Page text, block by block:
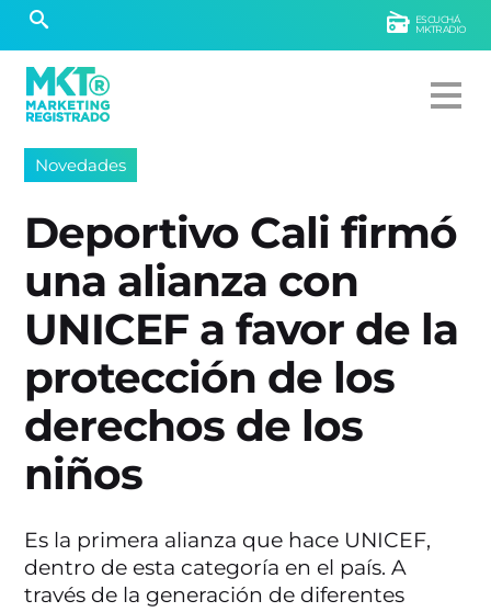
ESCUCHÁ
MKTRADIO
Novedades
Deportivo Cali firmó
una alianza con
UNICEF a favor de la
protección de los
derechos de los
niños
Es la primera alianza que hace UNICEF,
dentro de esta categoría en el país. A
través de la generación de diferentes